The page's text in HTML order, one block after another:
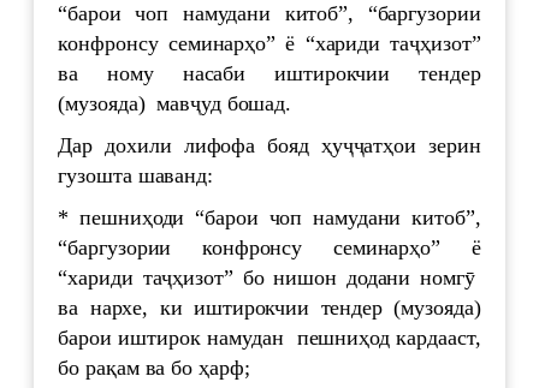
“барои чоп намудани китоб”, “баргузории
конфронсу семинарҳо” ё “хариди таҷҳизот”
ва ному насаби иштирокчии тендер
(музояда) мавҷуд бошад.
Дар дохили лифофа бояд ҳуҷҷатҳои зерин
гузошта шаванд:
* пешниҳоди “барои чоп намудани китоб”,
“баргузории конфронсу семинарҳо” ё
“хариди таҷҳизот” бо нишон додани номгӯ
ва нархе, ки иштирокчии тендер (музояда)
барои иштирок намудан пешниҳод кардааст,
бо рақам ва бо ҳарф;